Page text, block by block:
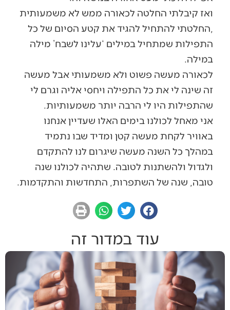
ואז קיבלתי החלטה לכאורה ממש לא משמעותית
,החלטתי להתחיל להגיד את קטע הסיום של כל
התפילות שמתחיל במילים ‘עלינו לשבח’ מילה
במילה.
לכאורה מעשה פשוט ולא משמעותי אבל מעשה
זה שינה לי את כל התפילה ויחסי אליה וגרם לי
שהתפילות היו לי הרבה יותר משמעותיות.
אני מאחל לכולנו בימים האלו שעדיין אנחנו
באוויר לקחת מעשה קטן ומדיד שבו נתמיד
במהלך כל השנה מעשה שיגרום לנו להתקדם
ולגדול ולהשתנות לטובה. שתהיה לכולנו שנה
טובה, שנה של השתפרות, התחדשות והתקדמות.
עוד במדור זה